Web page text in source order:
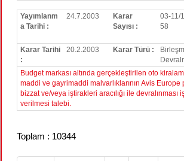
Yayımlanm
a Tarihi :
24.7.2003
Karar
Sayısı :
03-11/
58
Karar Tarihi
:
20.2.2003 Karar Türü :
Budget markası altında gerçekleştirilen oto
maddi ve gayrimaddi malvarlıklarının Avis Europe
bizzat ve/veya iştirakleri aracılığı ile devralınması
verilmesi talebi.
Toplam : 10344